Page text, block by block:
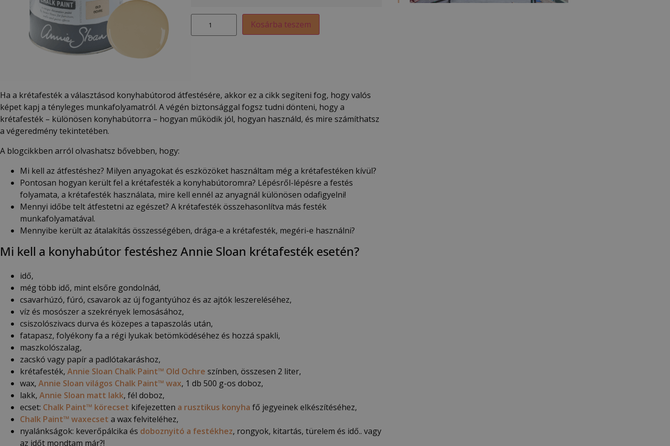
Kosárba teszem
Ha a krétafesték a választásod konyhabútorod átfestésére, akkor ez a cikk segíteni fog, hogy valós
képet kapj a tényleges munkafolyamatról. A végén biztonsággal fogsz tudni dönteni, hogy a
krétafesték – különösen konyhabútorra – hogyan működik jól, hogyan használd, és mire számíthatsz
a végeredmény tekintetében.
A blogcikkben arról olvashatsz bővebben, hogy:
Mi kell az átfestéshez? Milyen anyagokat és eszközöket használtam még a krétafestéken kívül?
Pontosan hogyan került fel a krétafesték a konyhabútoromra? Lépésről-lépésre a festés
folyamata, a krétafesték használata, mire kell ennél az anyagnál különösen odafigyelni!
Mennyi időbe telt átfestetni az egészet? A krétafesték összehasonlítva más festék
munkafolyamatával.
Mennyibe került az átalakítás összességében, drága-e a krétafesték, megéri-e használni?
Mi kell a konyhabútor festéshez Annie Sloan krétafesték esetén?
idő,
még több idő, mint elsőre gondolnád,
csavarhúzó, fúró, csavarok az új fogantyúhoz és az ajtók leszereléséhez,
víz és mosószer a szekrények lemosásához,
csiszolószivacs durva és közepes a tapaszolás után,
fatapasz, folyékony fa a régi lyukak betömködéséhez és hozzá spakli,
maszkolószalag,
zacskó vagy papír a padlótakaráshoz,
krétafesték, Annie Sloan Chalk Paint™ Old Ochre színben, összesen 2 liter,
wax, Annie Sloan világos Chalk Paint™ wax, 1 db 500 g-os doboz,
lakk, Annie Sloan matt lakk, fél doboz,
ecset: Chalk Paint™ körecset kifejezetten a rusztikus konyha fő jegyeinek elkészítéséhez,
Chalk Paint™ waxecset a wax felviteléhez,
nyalánkságok: keverőpálcika és doboznyitó a festékhez, rongyok, kitartás, türelem és idő.. vagy
az időt mondtam már?!